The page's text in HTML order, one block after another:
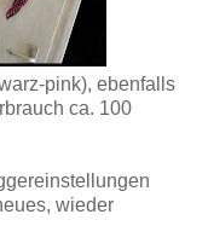
pink), ebenfalls
ca. 100
wieder